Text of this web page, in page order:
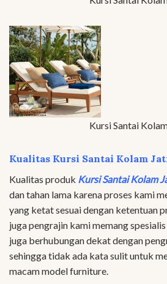
Kursi Santai
Kualitas Kursi Santai Kolam
Kualitas produk Kursi Santai Kolam
dan tahan lama karena proses kami
yang ketat sesuai dengan ketentuan
juga pengrajin kami memang
juga berhubungan dekat dengan
sehingga tidak ada kata sulit untuk
macam model furniture.